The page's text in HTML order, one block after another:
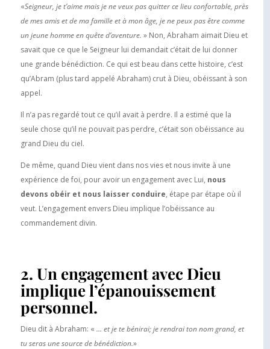
«Seigneur, je t’aime mais je ne veux pas quitter ce lieu confortable, près
de mes amis et de ma famille et à mon âge, je ne peux pas être comme
un jeune homme en quête d’aventure. » Non, Abraham aimait Dieu et
savait que ce que le Seigneur lui demandait c’était de lui donner
une grande bénédiction. Ce qui est beau dans cette histoire, c’est
qu’Abram (plus tard appelé Abraham) crut à Dieu, obéissant à son
appel.
Il n’a pas regardé tout ce qu’il avait à perdre. Il a estimé que la
seule chose qu’il ne pouvait pas perdre, c’était son obéissance au
grand Dieu du ciel.
De même, quand Dieu vient dans nos vies et nous invite à une
expérience de foi, pour avoir un engagement avec Lui, nous
devons obéir et nous laisser conduire, étape par étape où il
veut. L’engagement envers Dieu implique l’obéissance au
commandement divin.
2. Un engagement avec Dieu
implique l’épanouissement
personnel.
Dieu dit à Abraham: « … et je te bénirai; je rendrai ton nom grand, et
tu seras une source de bénédiction.»